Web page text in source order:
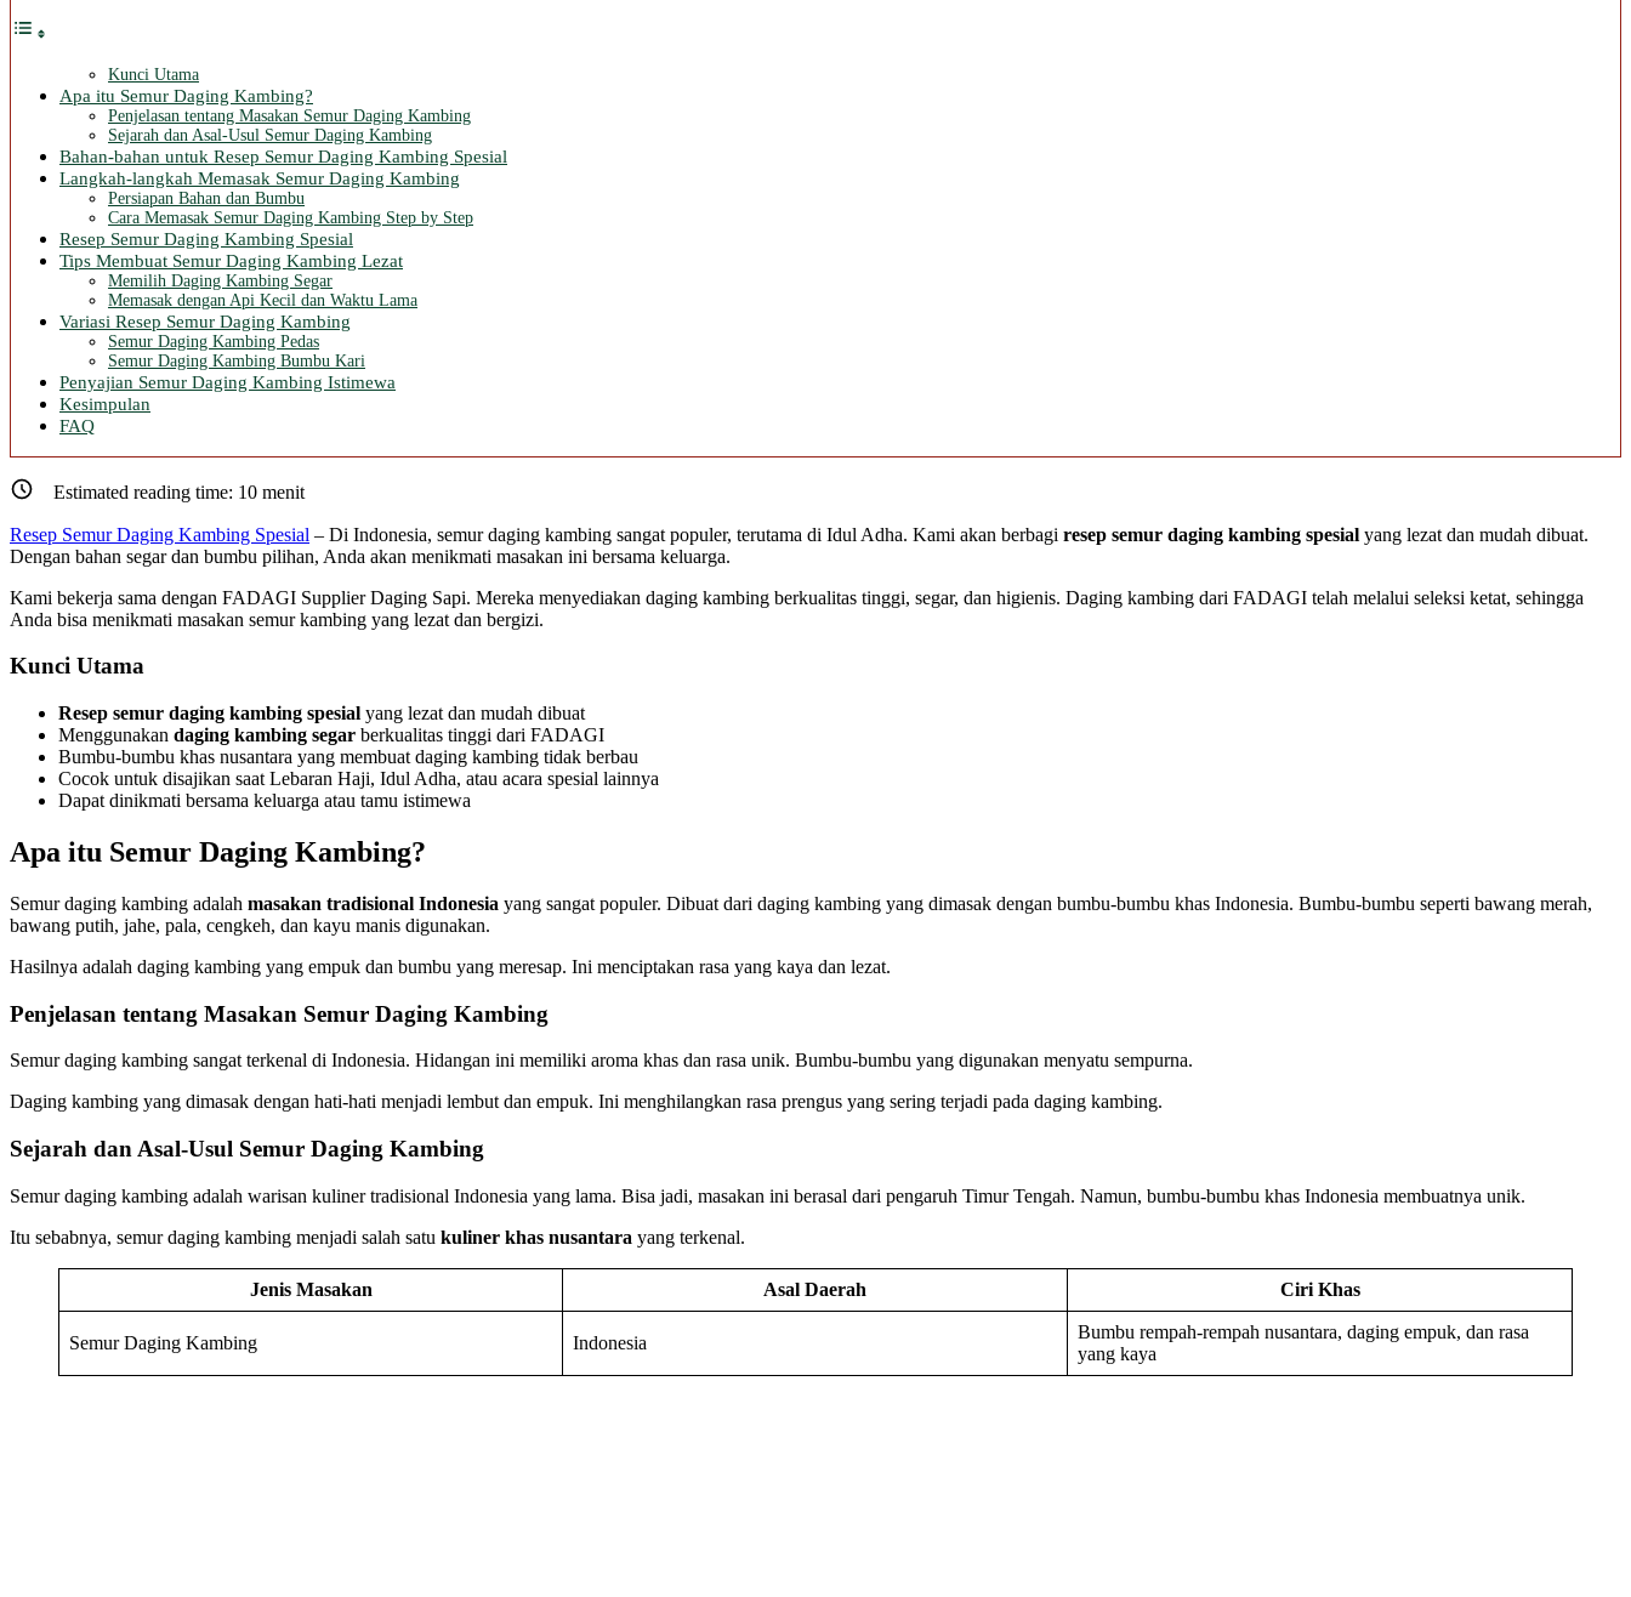
Kunci Utama
Apa itu Semur Daging Kambing?
Penjelasan tentang Masakan Semur Daging Kambing
Sejarah dan Asal-Usul Semur Daging Kambing
Bahan-bahan untuk Resep Semur Daging Kambing Spesial
Langkah-langkah Memasak Semur Daging Kambing
Persiapan Bahan dan Bumbu
Cara Memasak Semur Daging Kambing Step by Step
Resep Semur Daging Kambing Spesial
Tips Membuat Semur Daging Kambing Lezat
Memilih Daging Kambing Segar
Memasak dengan Api Kecil dan Waktu Lama
Variasi Resep Semur Daging Kambing
Semur Daging Kambing Pedas
Semur Daging Kambing Bumbu Kari
Penyajian Semur Daging Kambing Istimewa
Kesimpulan
FAQ
Estimated reading time: 10 menit
Resep Semur Daging Kambing Spesial – Di Indonesia, semur daging kambing sangat populer, terutama di Idul Adha. Kami akan berbagi resep semur daging kambing spesial yang lezat dan mudah dibuat.
Dengan bahan segar dan bumbu pilihan, Anda akan menikmati masakan ini bersama keluarga.
Kami bekerja sama dengan FADAGI Supplier Daging Sapi. Mereka menyediakan daging kambing berkualitas tinggi, segar, dan higienis. Daging kambing dari FADAGI telah melalui seleksi ketat, sehingga
Anda bisa menikmati masakan semur kambing yang lezat dan bergizi.
Kunci Utama
Resep semur daging kambing spesial yang lezat dan mudah dibuat
Menggunakan daging kambing segar berkualitas tinggi dari FADAGI
Bumbu-bumbu khas nusantara yang membuat daging kambing tidak berbau
Cocok untuk disajikan saat Lebaran Haji, Idul Adha, atau acara spesial lainnya
Dapat dinikmati bersama keluarga atau tamu istimewa
Apa itu Semur Daging Kambing?
Semur daging kambing adalah masakan tradisional Indonesia yang sangat populer. Dibuat dari daging kambing yang dimasak dengan bumbu-bumbu khas Indonesia. Bumbu-bumbu seperti bawang merah,
bawang putih, jahe, pala, cengkeh, dan kayu manis digunakan.
Hasilnya adalah daging kambing yang empuk dan bumbu yang meresap. Ini menciptakan rasa yang kaya dan lezat.
Penjelasan tentang Masakan Semur Daging Kambing
Semur daging kambing sangat terkenal di Indonesia. Hidangan ini memiliki aroma khas dan rasa unik. Bumbu-bumbu yang digunakan menyatu sempurna.
Daging kambing yang dimasak dengan hati-hati menjadi lembut dan empuk. Ini menghilangkan rasa prengus yang sering terjadi pada daging kambing.
Sejarah dan Asal-Usul Semur Daging Kambing
Semur daging kambing adalah warisan kuliner tradisional Indonesia yang lama. Bisa jadi, masakan ini berasal dari pengaruh Timur Tengah. Namun, bumbu-bumbu khas Indonesia membuatnya unik.
Itu sebabnya, semur daging kambing menjadi salah satu kuliner khas nusantara yang terkenal.
Jenis Masakan Asal Daerah Ciri Khas
Semur Daging Kambing Indonesia
Bumbu rempah-rempah nusantara, daging empuk, dan rasa
yang kaya